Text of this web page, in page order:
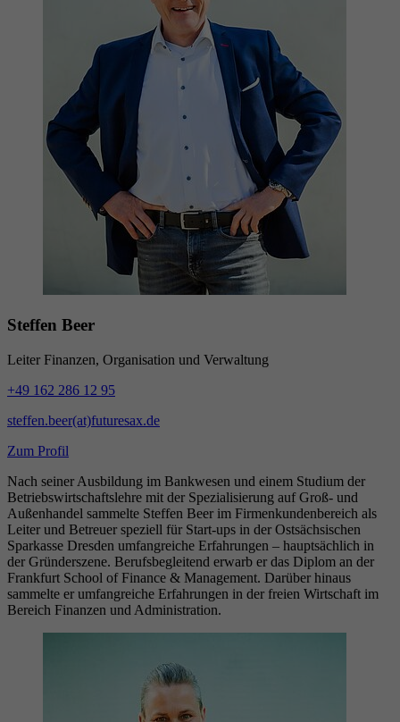
Steffen Beer
Leiter Finanzen, Organisation und Verwaltung
+49 162 286 12 95
steffen.beer(at)futuresax.de
Zum Profil
Nach seiner Ausbildung im Bankwesen und einem Studium der
Betriebswirtschaftslehre mit der Spezialisierung auf Groß- und
Außenhandel sammelte Steffen Beer im Firmenkundenbereich als
Leiter und Betreuer speziell für Start-ups in der Ostsächsischen
Sparkasse Dresden umfangreiche Erfahrungen – hauptsächlich in
der Gründerszene. Berufsbegleitend erwarb er das Diplom an der
Frankfurt School of Finance & Management. Darüber hinaus
sammelte er umfangreiche Erfahrungen in der freien Wirtschaft im
Bereich Finanzen und Administration.